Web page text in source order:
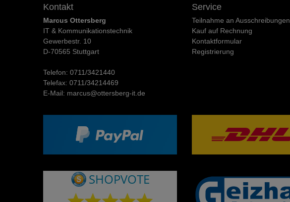
Kontakt
Marcus Ottersberg
IT & Kommunikationstechnik
Gewerbestr. 10
D-70565 Stuttgart
Telefon: 0711/3421440
Telefax: 0711/34214469
E-Mail: marcus@ottersberg-it.de
Service
Teilnahme an Ausschreibungen
Kauf auf Rechnung
Kontaktformular
Registrierung